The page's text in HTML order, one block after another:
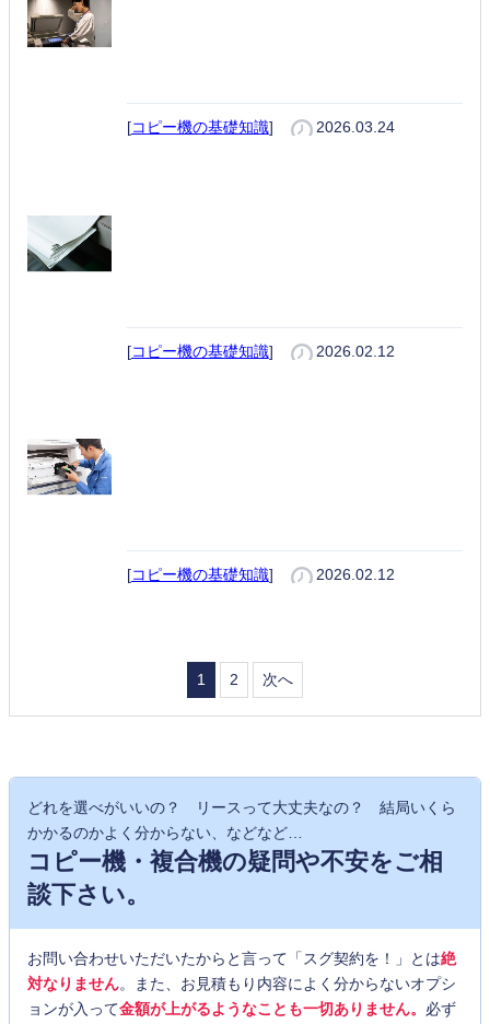
[コピー機の基礎知識] 2026.03.24
[コピー機の基礎知識] 2026.02.12
[コピー機の基礎知識] 2026.02.12
1 2 次へ
どれを選べがいいの？ リースって大丈夫なの？ 結局いくら
かかるのかよく分からない、などなど…
コピー機・複合機の疑問や不安をご相
談下さい。
お問い合わせいただいたからと言って「スグ契約を！」とは絶
対なりません。また、お見積もり内容によく分からないオプシ
ョンが入って金額が上がるようなことも一切ありません。 必ず